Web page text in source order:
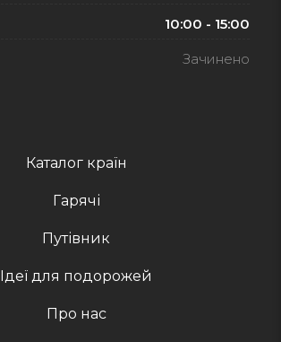
Каталог країн
Гарячі
Путівник
Ідеї для подорожей
Про нас
10:00 - 15:00
Зачинено